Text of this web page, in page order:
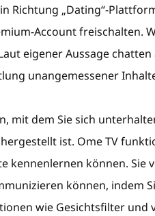
Richtung „Dating“-
Account freischalten.
eigener Aussage
unangemessener
mit dem Sie sich
ist. Ome TV
kennenlernen können.
können, indem
wie Gesichtsfilter und